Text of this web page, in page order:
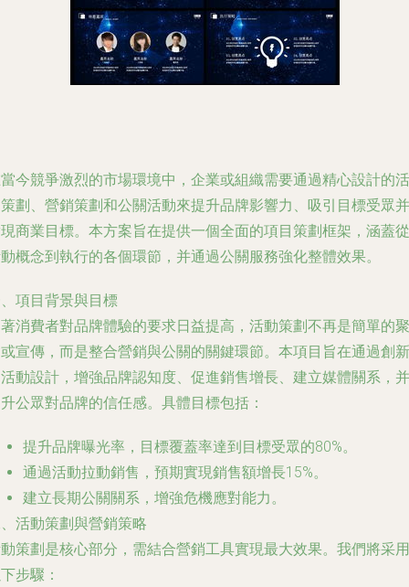
今競爭激烈的市場環境中，企業或組織需要通過精心設計的活
劃、營銷策劃和公關活動來提升品牌影響力、吸引目標受眾并
商業目標。本方案旨在提供一個全面的項目策劃框架，涵蓋從
概念到執行的各個環節，并通過公關服務強化整體效果。
項目背景與目標
消費者對品牌體驗的要求日益提高，活動策劃不再是簡單的聚
宣傳，而是整合營銷與公關的關鍵環節。本項目旨在通過創新
動設計，增強品牌認知度、促進銷售增長、建立媒體關系，并
公眾對品牌的信任感。具體目標包括：
提升品牌曝光率，目標覆蓋率達到目標受眾的80%。
通過活動拉動銷售，預期實現銷售額增長15%。
建立長期公關關系，增強危機應對能力。
活動策劃與營銷策略
策劃是核心部分，需結合營銷工具實現最大效果。我們將采用
步驟：